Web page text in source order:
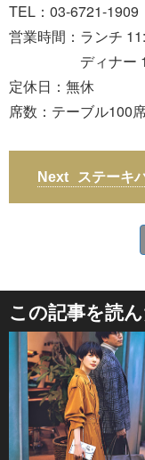
TEL：03-6721-1909
営業時間：ランチ
ディナー
定休日：無休
席数：テーブル100
ステーキ
この記事を読